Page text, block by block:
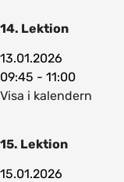
14. Lektion
13.01.2026
09:45 - 11:00
Visa i kalendern
15. Lektion
15.01.2026